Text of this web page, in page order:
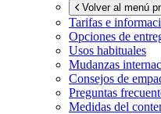
Volver al menú
Tarifas e
Opciones de
Usos habituales
Mudanzas
Consejos de
Preguntas
Medidas del